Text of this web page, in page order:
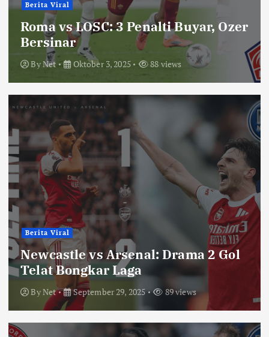
Berita Viral
Roma vs LOSC: 3 Penalti Buyar, Ozer
Bersinar
ByNet Oktober 3, 2025 88 views
Berita Viral
Newcastle vs Arsenal: Drama 2 Gol
Telat Bongkar Laga
ByNet September 29, 2025 89 views